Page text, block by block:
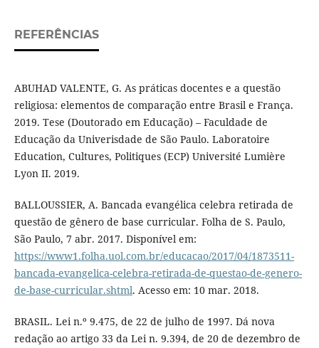
REFERÊNCIAS
ABUHAD VALENTE, G. As práticas docentes e a questão
religiosa: elementos de comparação entre Brasil e França.
2019. Tese (Doutorado em Educação) – Faculdade de
Educação da Univerisdade de São Paulo. Laboratoire
Education, Cultures, Politiques (ECP) Université Lumière
Lyon II. 2019.
BALLOUSSIER, A. Bancada evangélica celebra retirada de
questão de gênero de base curricular. Folha de S. Paulo,
São Paulo, 7 abr. 2017. Disponível em:
https://www1.folha.uol.com.br/educacao/2017/04/1873511-
bancada-evangelica-celebra-retirada-de-questao-de-genero-
de-base-curricular.shtml. Acesso em: 10 mar. 2018.
BRASIL. Lei n.º 9.475, de 22 de julho de 1997. Dá nova
redação ao artigo 33 da Lei n. 9.394, de 20 de dezembro de